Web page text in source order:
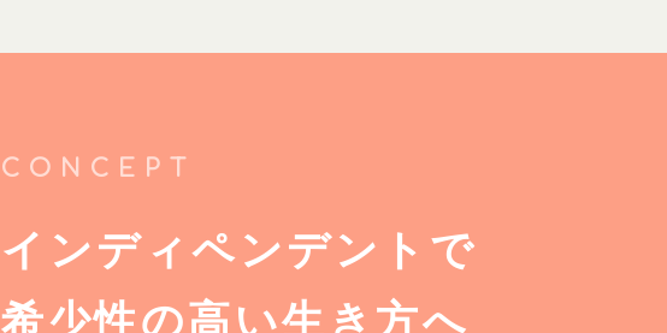
CONCEPT
インディペンデントで
希少性の高い生き方へ